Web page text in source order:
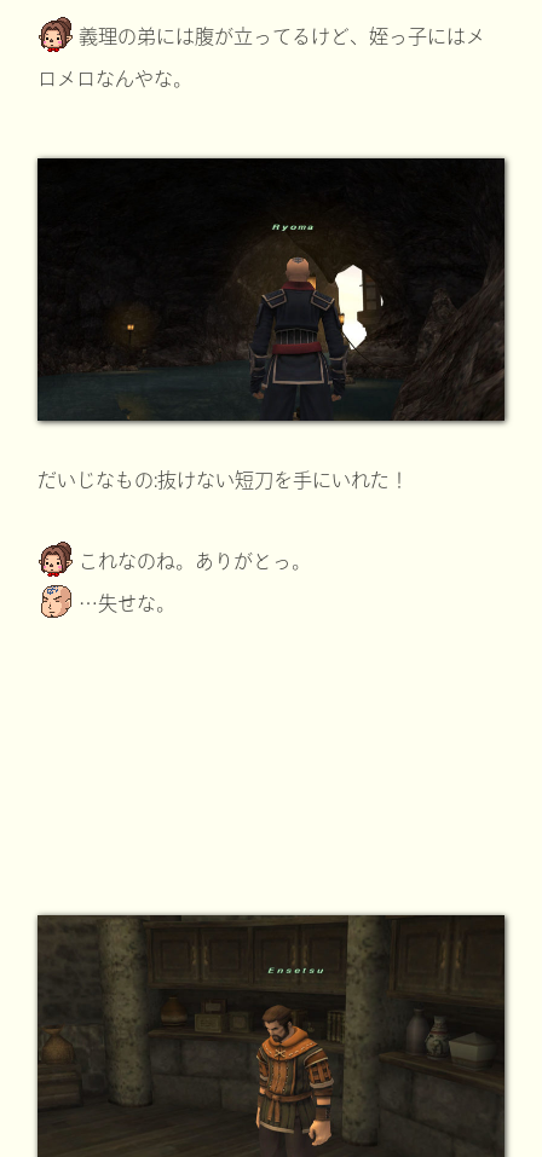
義理の弟には腹が立ってるけど、姪っ子にはメ
ロメロなんやな。
だいじなもの:抜けない短刀を手にいれた！
これなのね。ありがとっ。
…失せな。